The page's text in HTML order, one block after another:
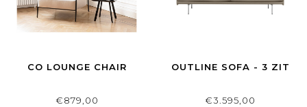
CO LOUNGE CHAIR
€879,00
OUTLINE SOFA - 3 ZIT
€3.595,00